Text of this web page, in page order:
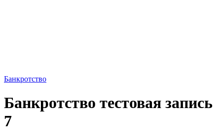
Банкротство
Банкротство тестовая запись
7